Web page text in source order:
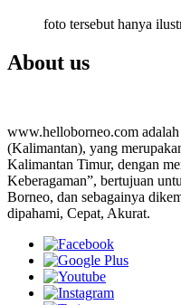
foto tersebut hanya
About us
www.helloborneo.com
(Kalimantan), yang
Kalimantan Timur, dengan
Keberagaman”, bertujuan
Borneo, dan sebagainya
dipahami, Cepat, Akurat.